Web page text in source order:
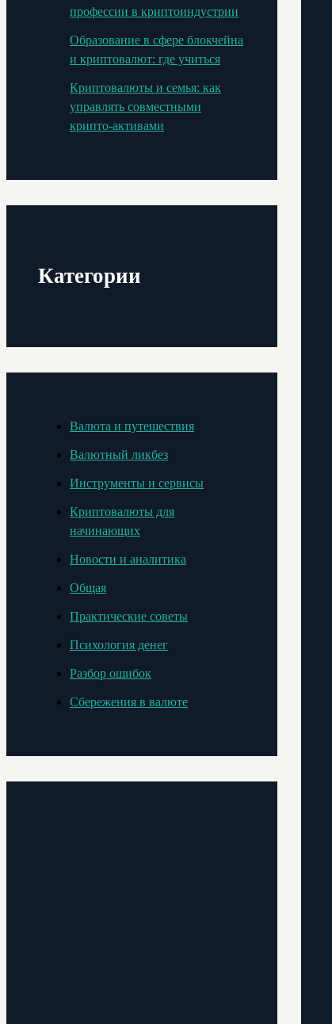
профессии в криптоиндустрии
Образование в сфере блокчейна
и криптовалют: где учиться
Криптовалюты и семья: как
управлять совместными
крипто-активами
Категории
Валюта и путешествия
Валютный ликбез
Инструменты и сервисы
Криптовалюты для
начинающих
Новости и аналитика
Общая
Практические советы
Психология денег
Разбор ошибок
Сбережения в валюте